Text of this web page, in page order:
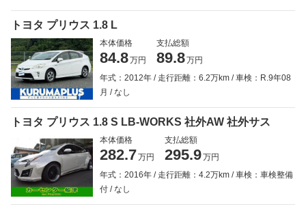
トヨタ プリウス 1.8 L
本体価格
84.8万円
支払総額
89.8万円
年式：2012年
走行距離：6.2万km
車検：R.9年08
月
なし
トヨタ プリウス 1.8 S LB-WORKS 社外AW 社外サス
本体価格
282.7万円
支払総額
295.9万円
年式：2016年
走行距離：4.2万km
車検：車検整備
付
なし